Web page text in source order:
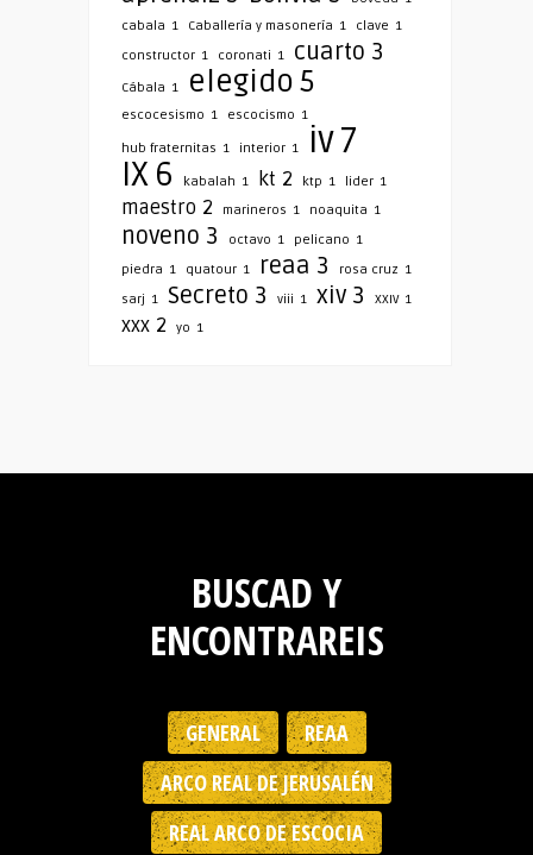
cabala 1 Caballería y masonería 1 clave 1
constructor 1 coronati 1 cuarto 3
Cábala 1 elegido5
escocesismo 1 escocismo 1
hub fraternitas 1 interior 1 iv7
IX 6 kabalah 1 kt 2 ktp 1 lider 1
maestro 2 marineros 1 noaquita 1
noveno 3 octavo 1 pelicano 1
piedra 1 quatour 1 reaa 3 rosa cruz 1
sarj 1 Secreto 3 viii 1 xiv 3 XXIV 1
xxx 2 yo 1
BUSCAD Y
ENCONTRAREIS
GENERAL
REAA
ARCO REAL DE JERUSALÉN
REAL ARCO DE ESCOCIA